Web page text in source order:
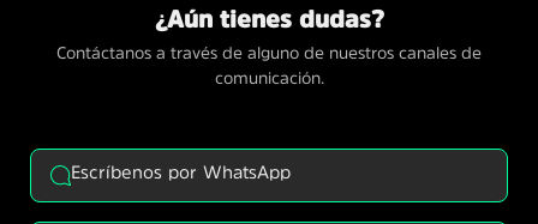
¿Aún tienes dudas?
Contáctanos a través de alguno de nuestros canales de
comunicación.
Escríbenos por WhatsApp